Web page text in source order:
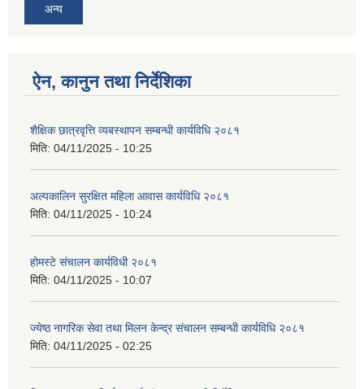
अन्य
ऐन, कानुन तथा निर्देशिका
शैक्षिक छात्रवृत्ति व्यबस्थापन सम्बन्धी कार्यविधि २०८१
मिति: 04/11/2025 - 10:25
अल्पकालिन सुरक्षित महिला आवास कार्यविधि २०८१
मिति: 04/11/2025 - 10:24
होमस्टे संचालन कार्यविधी २०८१
मिति: 04/11/2025 - 10:07
ज्येष्ठ नागरिक सेवा तथा मिलन केन्द्र संचालन सम्बन्धी कार्यविधि २०८१
मिति: 04/11/2025 - 02:25